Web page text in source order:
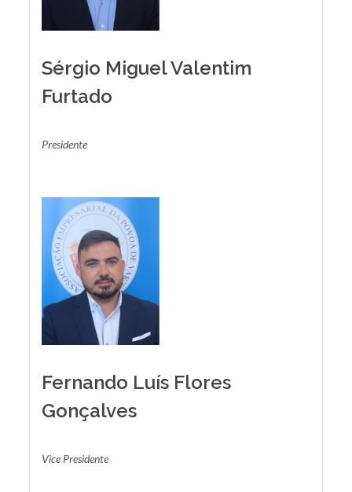
Sérgio Miguel Valentim
Furtado
Presidente
Fernando Luís Flores
Gonçalves
Vice Presidente